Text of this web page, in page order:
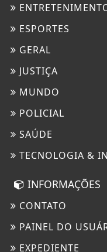
ESPORTES
GERAL
JUSTIÇA
MUNDO
POLICIAL
SAÚDE
TECNOLOGIA &
INFORMAÇÕES
CONTATO
PAINEL DO
EXPEDIENTE